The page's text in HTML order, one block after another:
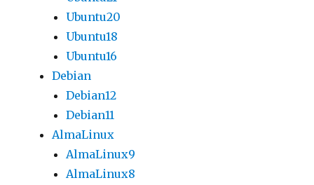
Ubuntu20
Ubuntu18
Ubuntu16
Debian
Debian12
Debian11
AlmaLinux
AlmaLinux9
AlmaLinux8